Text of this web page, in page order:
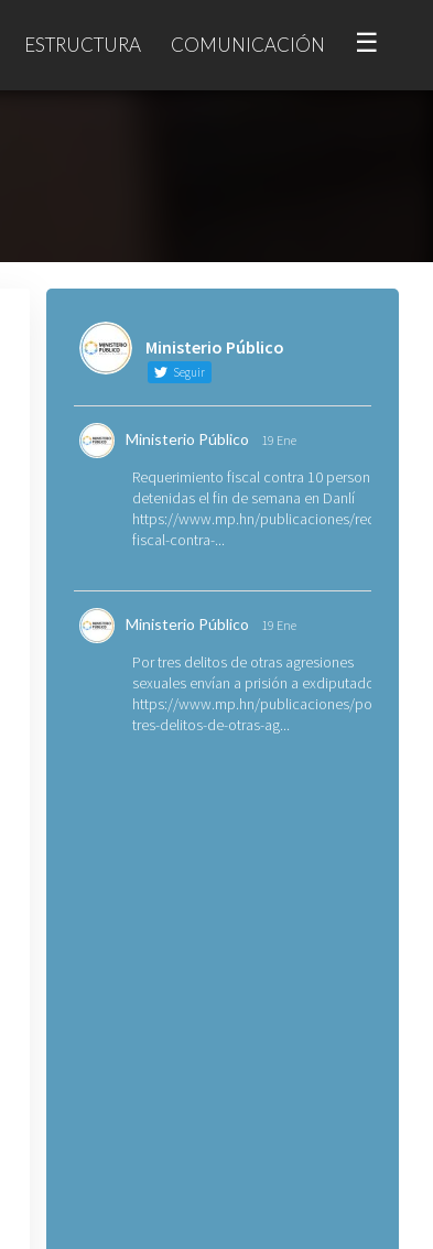
ESTRUCTURA COMUNICACIÓN ☰
Ministerio Público
Seguir
Ministerio Público 19 Ene
Requerimiento fiscal contra 10 personas
detenidas el fin de semana en Danlí
https://www.mp.hn/publicaciones/
fiscal-contra-...
Ministerio Público 19 Ene
Por tres delitos de otras agresiones
sexuales envían a prisión a exdiputado
https://www.mp.hn/publicaciones/por-
tres-delitos-de-otras-ag...